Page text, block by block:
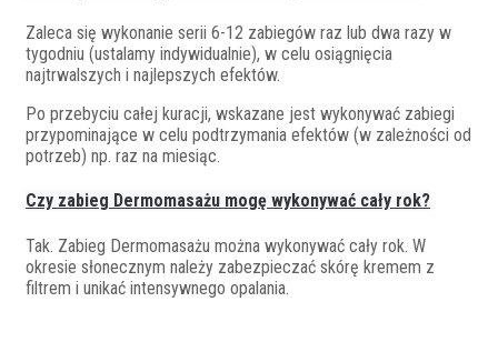
Zaleca się wykonanie serii 6-12 zabiegów raz lub dwa razy w
tygodniu (ustalamy indywidualnie), w celu osiągnięcia
najtrwalszych i najlepszych efektów.
Po przebyciu całej kuracji, wskazane jest wykonywać zabiegi
przypominające w celu podtrzymania efektów (w zależności od
potrzeb) np. raz na miesiąc.
Czy zabieg Dermomasażu mogę wykonywać cały rok?
Tak. Zabieg Dermomasażu można wykonywać cały rok. W
okresie słonecznym należy zabezpieczać skórę kremem z
filtrem i unikać intensywnego opalania.